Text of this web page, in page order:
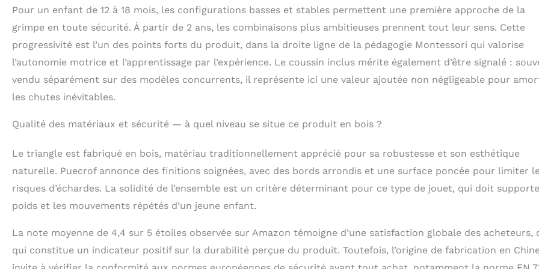
Pour un enfant de 12 à 18 mois, les configurations basses et stables permettent une première approche de la
grimpe en toute sécurité. À partir de 2 ans, les combinaisons plus ambitieuses prennent tout leur sens. Cette
progressivité est l’un des points forts du produit, dans la droite ligne de la pédagogie Montessori qui valorise
l’autonomie motrice et l’apprentissage par l’expérience. Le coussin inclus mérite également d’être signalé :
vendu séparément sur des modèles concurrents, il représente ici une valeur ajoutée non négligeable pour
les chutes inévitables.
Qualité des matériaux et sécurité — à quel niveau se situe ce produit en bois ?
Le triangle est fabriqué en bois, matériau traditionnellement apprécié pour sa robustesse et son esthétique
naturelle. Puecrof annonce des finitions soignées, avec des bords arrondis et une surface poncée pour limiter
risques d’échardes. La solidité de l’ensemble est un critère déterminant pour ce type de jouet, qui doit
poids et les mouvements répétés d’un jeune enfant.
La note moyenne de 4,4 sur 5 étoiles observée sur Amazon témoigne d’une satisfaction globale des acheteurs,
qui constitue un indicateur positif sur la durabilité perçue du produit. Toutefois, l’origine de fabrication en